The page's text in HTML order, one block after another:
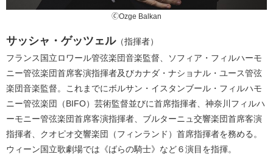
🄫Ozge Balkan
サッシャ・ゲッツェル（指揮者）
フランス国立ロワール管弦楽団音楽監督、ソフィア・フィルハーモ
ニー管弦楽団首席客演指揮者及びカナダ・ナショナル・ユース管弦
楽団音楽監督。これまでにボルサン・イスタンブール・フィルハモ
ニー管弦楽団（BIFO）芸術監督並びに首席指揮者、神奈川フィルハ
ーモニー管弦楽団首席客演指揮者、ブルターニュ交響楽団首席客演
指揮者、クオピオ交響楽団（フィンランド）首席指揮者を務める。
ウィーン国立歌劇場では《ばらの騎士》など６演目を指揮。